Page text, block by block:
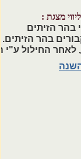
מצגת :
בהר הזיתים
בהר הזיתים.
לאחר החילול ע"י